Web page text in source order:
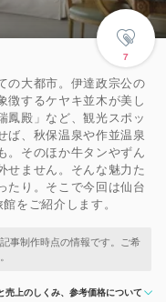
7
の大都市。伊達政宗公の
徴するケヤキ並木が美し
鳳殿」など、観光スポッ
ば、秋保温泉や作並温泉
。そのほか牛タンやずん
せません。そんな魅力た
たり。そこで今回は仙台
をご紹介します。
売上のしくみ、参考価格について